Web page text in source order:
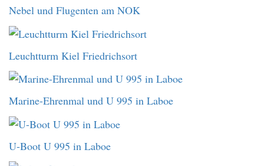
Nebel und Flugenten am NOK
Leuchtturm Kiel Friedrichsort
Marine-Ehrenmal und U 995 in Laboe
U-Boot U 995 in Laboe